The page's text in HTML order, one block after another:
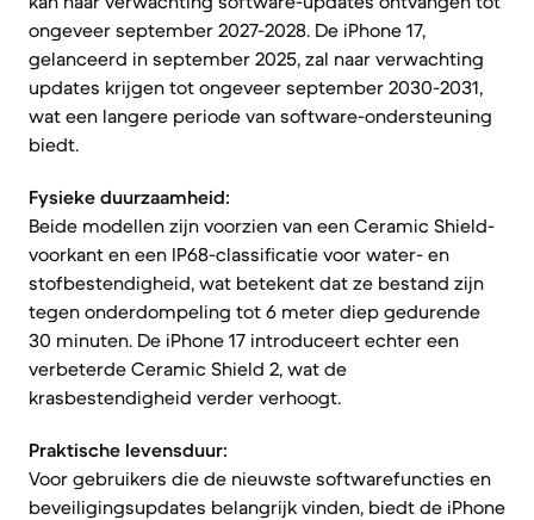
ongeveer september 2027-2028. De iPhone 17,
gelanceerd in september 2025, zal naar verwachting
updates krijgen tot ongeveer september 2030-2031,
wat een langere periode van software-ondersteuning
biedt.
Fysieke duurzaamheid:
Beide modellen zijn voorzien van een Ceramic Shield-
voorkant en een IP68-classificatie voor water- en
stofbestendigheid, wat betekent dat ze bestand zijn
tegen onderdompeling tot 6 meter diep gedurende
30 minuten. De iPhone 17 introduceert echter een
verbeterde Ceramic Shield 2, wat de
krasbestendigheid verder verhoogt.
Praktische levensduur:
Voor gebruikers die de nieuwste softwarefuncties en
beveiligingsupdates belangrijk vinden, biedt de iPhone